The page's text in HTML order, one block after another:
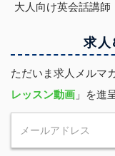
大人向け英会話講師
求
ただいま求人メルマ
レッスン動画 」を進